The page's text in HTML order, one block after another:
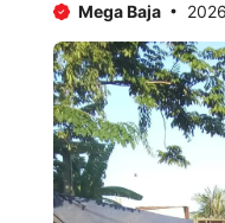
Mega Baja